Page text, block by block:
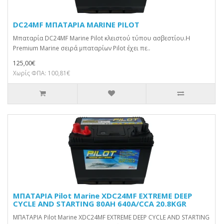
DC24MF ΜΠΑΤΑΡΙΑ MARINE PILOT
Μπαταρία DC24MF Marine Pilot κλειστού τύπου ασβεστίου.H
Premium Marine σειρά μπαταρίων Pilot έχει πε..
125,00€
Χωρίς ΦΠΑ: 100,81€
ΜΠΑΤΑΡΙΑ Pilot Marine XDC24MF EXTREME DEEP
CYCLE AND STARTING 80AH 640A/CCA 20.8KGR
ΜΠΑΤΑΡΙΑ Pilot Marine XDC24MF EXTREME DEEP CYCLE AND STARTING